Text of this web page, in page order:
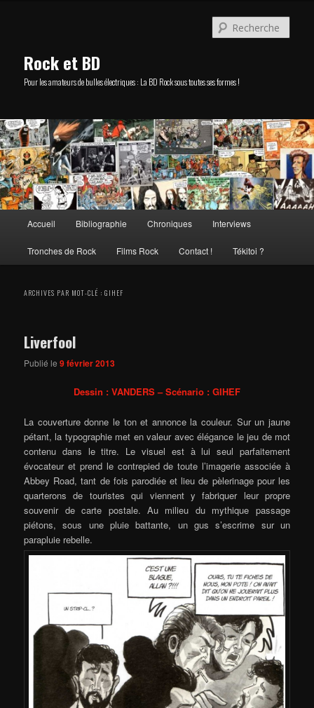
Rock et BD
Pour les amateurs de bulles électriques : La BD Rock sous toutes ses formes !
principal
Accueil Bibliographie Chroniques Interviews
Tronches de Rock Films Rock Contact ! Tékitoi ?
ARCHIVES PAR MOT-CLÉ :GIHEF
Liverfool
Publié le9 février 2013
Dessin : VANDERS – Scénario : GIHEF
La couverture donne le ton et annonce la couleur. Sur un jaune
pétant, la typographie met en valeur avec élégance le jeu de mot
contenu dans le titre. Le visuel est à lui seul parfaitement
évocateur et prend le contrepied de toute l’imagerie associée à
Abbey Road, tant de fois parodiée et lieu de pèlerinage pour les
quarterons de touristes qui viennent y fabriquer leur propre
souvenir de carte postale. Au milieu du mythique passage
piétons, sous une pluie battante, un gus s’escrime sur un
parapluie rebelle.